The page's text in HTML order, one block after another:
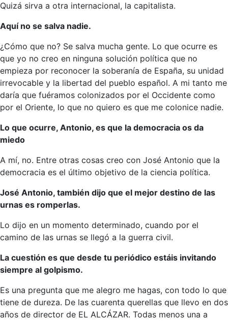
Quizá sirva a otra internacional, la capitalista.
Aquí no se salva nadie.
¿Cómo que no? Se salva mucha gente. Lo que ocurre es
que yo no creo en ninguna solución política que no
empieza por reconocer la soberanía de España, su unidad
irrevocable y la libertad del pueblo español. A mi tanto me
daría que fuéramos colonizados por el Occidente como
por el Oriente, lo que no quiero es que me colonice nadie.
Lo que ocurre, Antonio, es que la democracia os da
miedo
A mí, no. Entre otras cosas creo con José Antonio que la
democracia es el último objetivo de la ciencia política.
José Antonio, también dijo que el mejor destino de las
urnas es romperlas.
Lo dijo en un momento determinado, cuando por el
camino de las urnas se llegó a la guerra civil.
La cuestión es que desde tu periódico estáis invitando
siempre al golpismo.
Es una pregunta que me alegro me hagas, con todo lo que
tiene de dureza. De las cuarenta querellas que llevo en dos
años de director de EL ALCÁZAR. Todas menos una a